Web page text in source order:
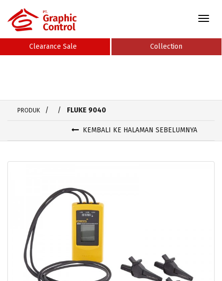
Toggle
Clearance Sale Collection
PRODUK / / FLUKE 9040
KEMBALI KE HALAMAN SEBELUMNYA